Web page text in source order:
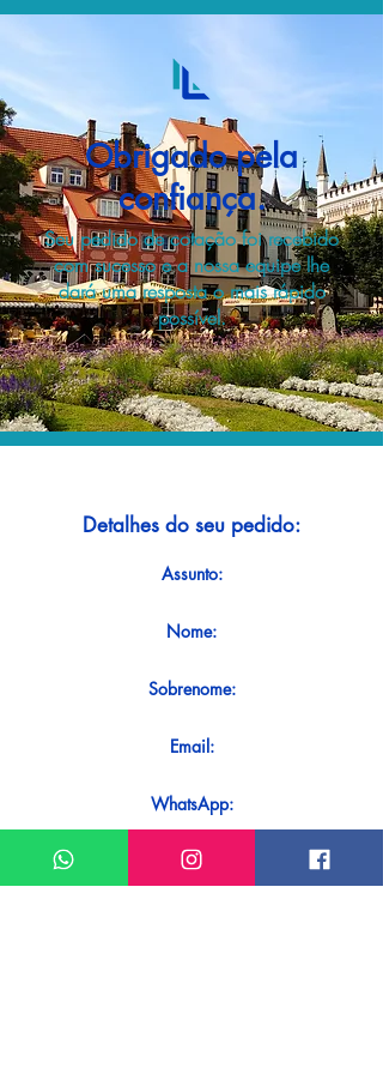
Obrigado pela
confiança.
Seu pedido de cotação foi recebido
com sucesso e a nossa equipe lhe
dará uma resposta o mais rápido
possível.
Detalhes do seu pedido:
Assunto:
Nome:
Sobrenome:
Email:
WhatsApp:
Mensagem: